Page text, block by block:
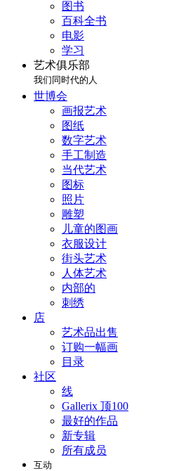
图书
百科全书
电影
学习
艺术俱乐部
我们同时代的人
世博会
画报艺术
图纸
数字艺术
手工制造
当代艺术
图标
照片
雕塑
儿童的图画
衣服设计
街头艺术
人体艺术
内部的
刺绣
店
艺术品出售
订购一幅画
目录
社区
线
Gallerix 顶100
最好的作品
新专辑
所有成员
互动